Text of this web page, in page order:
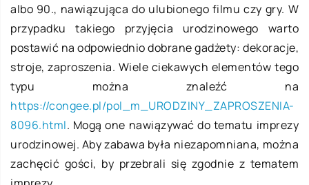
albo 90., nawiązująca do ulubionego filmu czy gry. W
przypadku takiego przyjęcia urodzinowego warto
postawić na odpowiednio dobrane gadżety: dekoracje,
stroje, zaproszenia. Wiele ciekawych elementów tego
typu można znaleźć na
https://congee.pl/pol_m_URODZINY_ZAPROSZENIA-
8096.html. Mogą one nawiązywać do tematu imprezy
urodzinowej. Aby zabawa była niezapomniana, można
zachęcić gości, by przebrali się zgodnie z tematem